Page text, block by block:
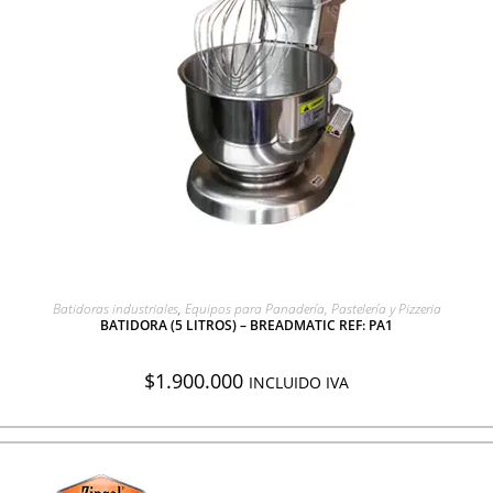
AGREGAR A COTIZACIÓN
Batidoras industriales, Equipos para Panadería, Pastelería y Pizzeria
BATIDORA (5 LITROS) – BREADMATIC REF: PA1
$1.900.000 INCLUIDO IVA